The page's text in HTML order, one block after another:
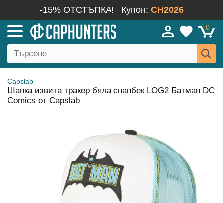
-15% ОТСТЪПКА! Купон: CH2026
0
Capslab
Шапка извита тракер бяла снапбек LOG2 Батман DC
Comics от Capslab